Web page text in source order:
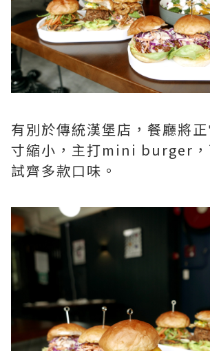
有別於傳統漢堡店，餐廳將
寸縮小，主打mini burger，
試齊多款口味。